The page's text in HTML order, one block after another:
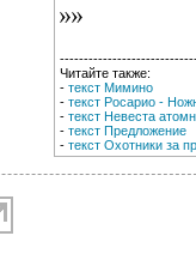
Читайте также:
- текст Мимино
- текст Росарио -
- текст Невеста
- текст Предложение
- текст Охотники за